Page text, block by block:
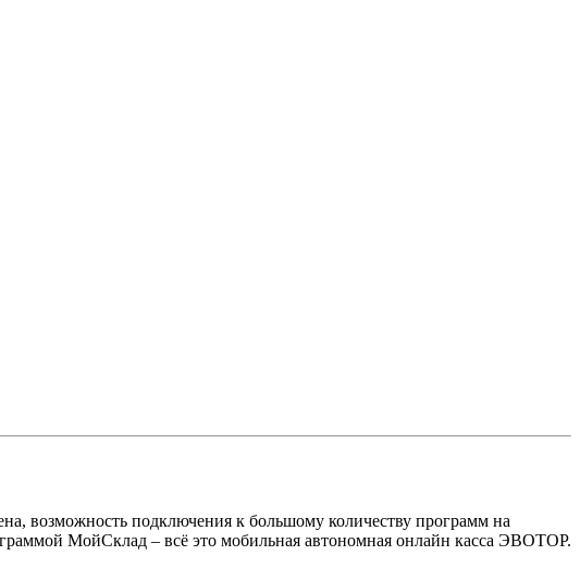
возможность подключения к большому количеству программ на
МойСклад – всё это мобильная автономная онлайн касса ЭВОТОР.